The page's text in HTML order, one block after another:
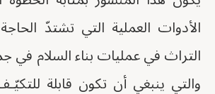
الأدوات العملية التي تشتدّ
التراث في عمليات بناء السلام في
والتي ينبغي أن تكون قابلة